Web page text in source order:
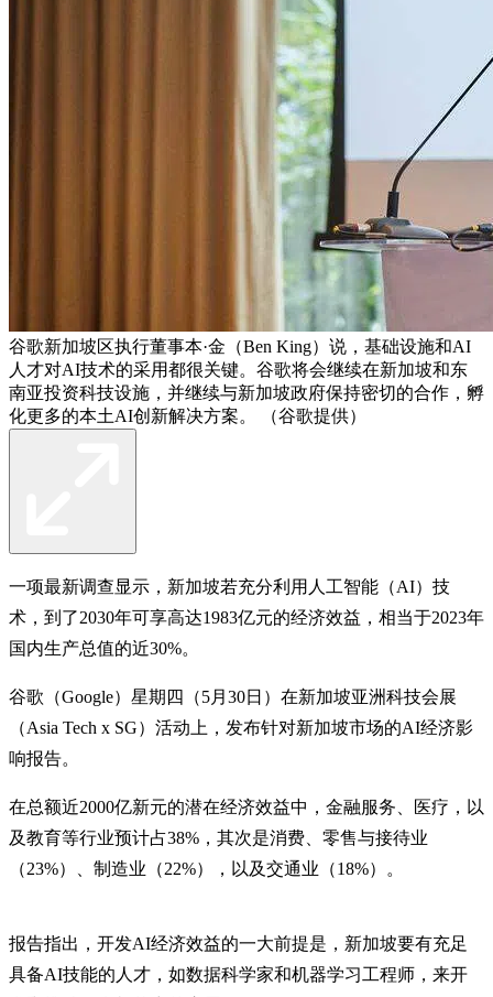
谷歌新加坡区执行董事本·金（Ben King）说，基础设施和AI
人才对AI技术的采用都很关键。谷歌将会继续在新加坡和东
南亚投资科技设施，并继续与新加坡政府保持密切的合作，孵
化更多的本土AI创新解决方案。 （谷歌提供）
一项最新调查显示，新加坡若充分利用人工智能（AI）技
术，到了2030年可享高达1983亿元的经济效益，相当于2023年
国内生产总值的近30%。
谷歌（Google）星期四（5月30日）在新加坡亚洲科技会展
（Asia Tech x SG）活动上，发布针对新加坡市场的AI经济影
响报告。
在总额近2000亿新元的潜在经济效益中，金融服务、医疗，以
及教育等行业预计占38%，其次是消费、零售与接待业
（23%）、制造业（22%），以及交通业（18%）。
报告指出，开发AI经济效益的一大前提是，新加坡要有充足
具备AI技能的人才，如数据科学家和机器学习工程师，来开